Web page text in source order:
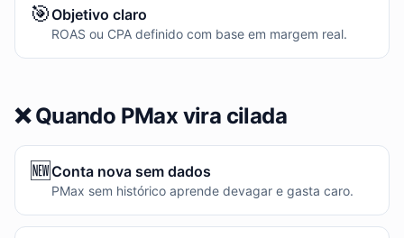
🎯Objetivo claro
ROAS ou CPA definido com base em margem real.
❌ Quando PMax vira cilada
🆕Conta nova sem dados
PMax sem histórico aprende devagar e gasta caro.